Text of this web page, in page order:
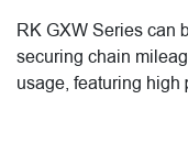
RK GXW Series can
securing chain
usage, featuring high